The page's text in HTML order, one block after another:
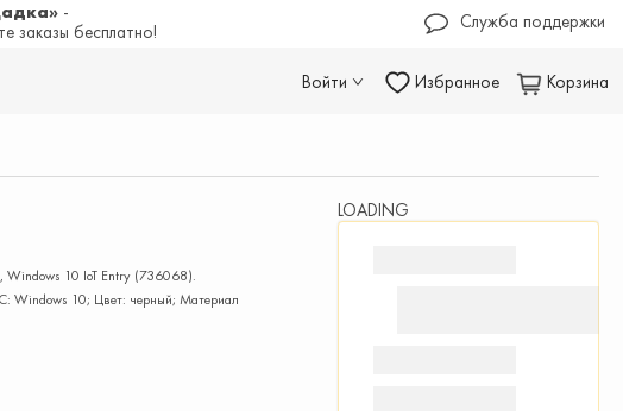
-
заказы бесплатно!
Служба поддержки
Войти Избранное Корзина
Windows 10 IoT Entry (736068).
Windows 10; Цвет: черный; Материал
LOADING